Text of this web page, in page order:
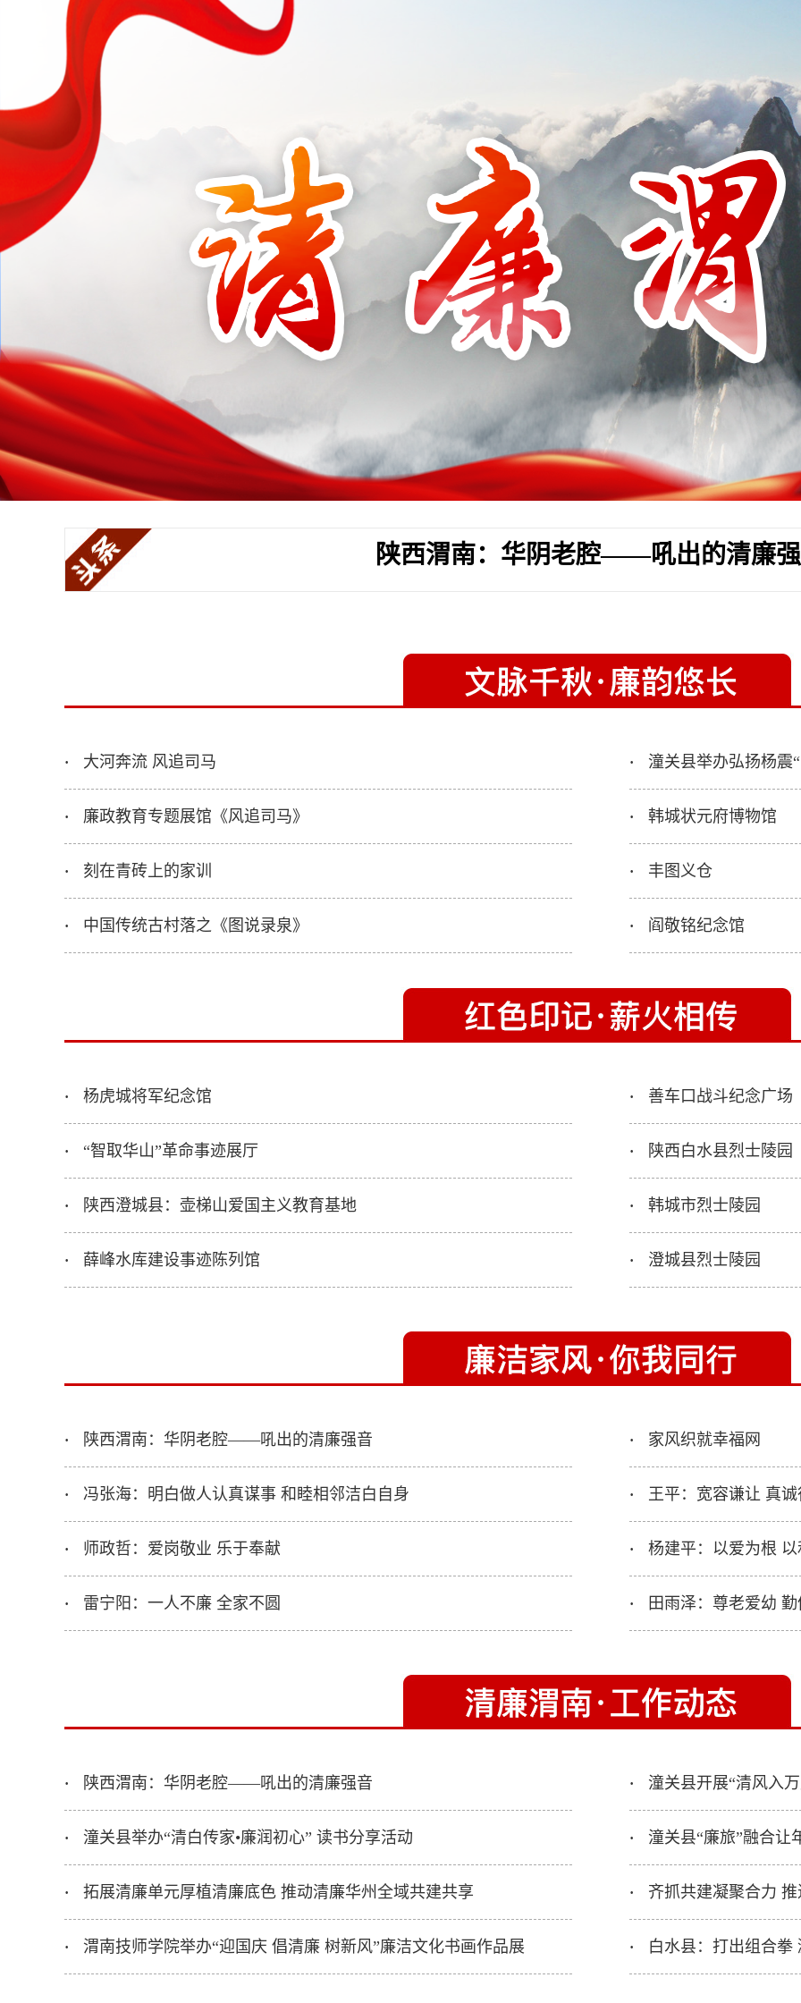
陕西渭南：华阴老腔——吼出的清廉
· 大河奔流 风追司马 · 潼关县举办弘扬杨震
· 廉政教育专题展馆《风追司马》 · 韩城状元府博物馆
· 刻在青砖上的家训 · 丰图义仓
· 中国传统古村落之《图说录泉》 · 阎敬铭纪念馆
· 杨虎城将军纪念馆 · 善车口战斗纪念广场
· “智取华山”革命事迹展厅 · 陕西白水县烈士陵园
· 陕西澄城县：壶梯山爱国主义教育基地 · 韩城市烈士陵园
· 薛峰水库建设事迹陈列馆 · 澄城县烈士陵园
· 陕西渭南：华阴老腔——吼出的清廉强音 · 家风织就幸福网
· 冯张海：明白做人认真谋事 和睦相邻洁白自身 · 王平：宽容谦让 真
· 师政哲：爱岗敬业 乐于奉献 · 杨建平：以爱为根
· 雷宁阳：一人不廉 全家不圆 · 田雨泽：尊老爱幼
· 陕西渭南：华阴老腔——吼出的清廉强音 · 潼关县开展“清风入
· 潼关县举办“清白传家•廉润初心” 读书分享活动 · 潼关县“廉旅”融合让
· 拓展清廉单元厚植清廉底色 推动清廉华州全域共建共享 · 齐抓共建凝聚合力
· 渭南技师学院举办“迎国庆 倡清廉 树新风”廉洁文化书画作品展 · 白水县：打出组合拳